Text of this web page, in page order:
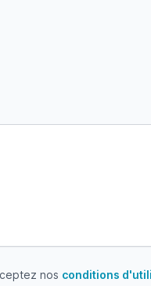
nos conditions
nos conditions